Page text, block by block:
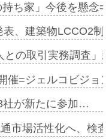
ち家」今後を懸
表、建築物LCCO2
との取引実務調査
催=ジェルコビジ
社が新たに参加…
市場活性化へ、検